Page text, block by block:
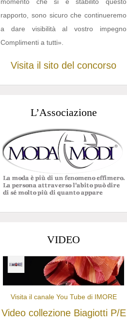
rapporto, sono sicuro che continueremo
a dare visibilità al vostro impegno
Complimenti a tutti».
Visita il sito del concorso
L’Associazione
VIDEO
Visita il canale You Tube di IMORE
Video collezione Biagiotti P/E